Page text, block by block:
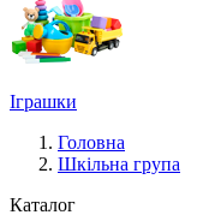
Іграшки
Головна
Шкільна група
Каталог